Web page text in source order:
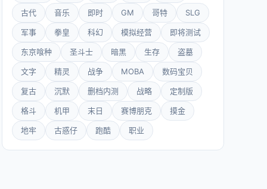
古代 音乐 即时 GM 哥特 SLG
军事 拳皇 科幻 模拟经营 即将测试
东京喰种 圣斗士 暗黑 生存 盗墓
文字 精灵 战争 MOBA 数码宝贝
复古 沉默 删档内测 战略 定制版
格斗 机甲 末日 赛博朋克 摸金
地牢 古惑仔 跑酷 职业